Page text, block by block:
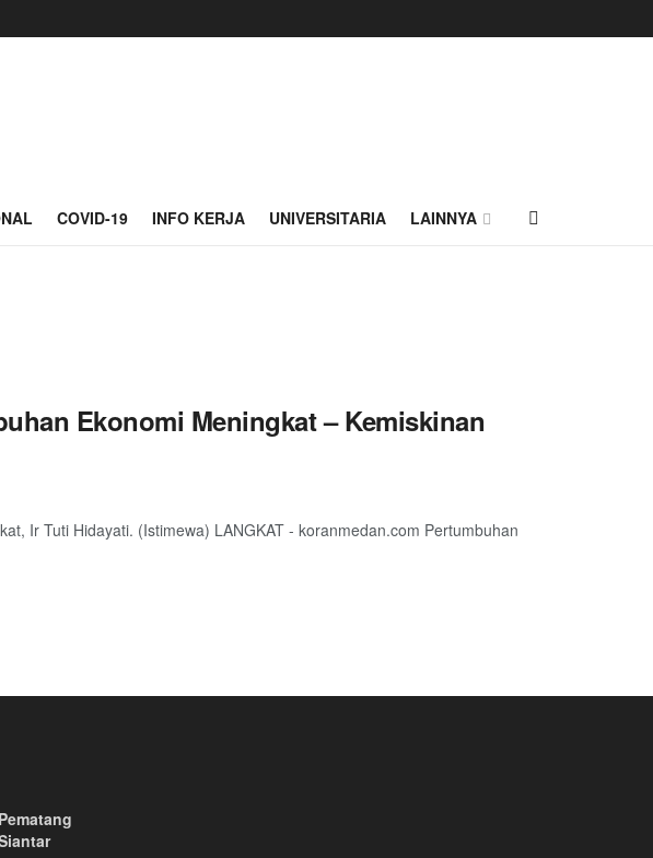
COVID-19 INFO KERJA UNIVERSITARIA LAINNYA
Ekonomi Meningkat – Kemiskinan
Ir Tuti Hidayati. (Istimewa) LANGKAT - koranmedan.com Pertumbuhan
Pematang